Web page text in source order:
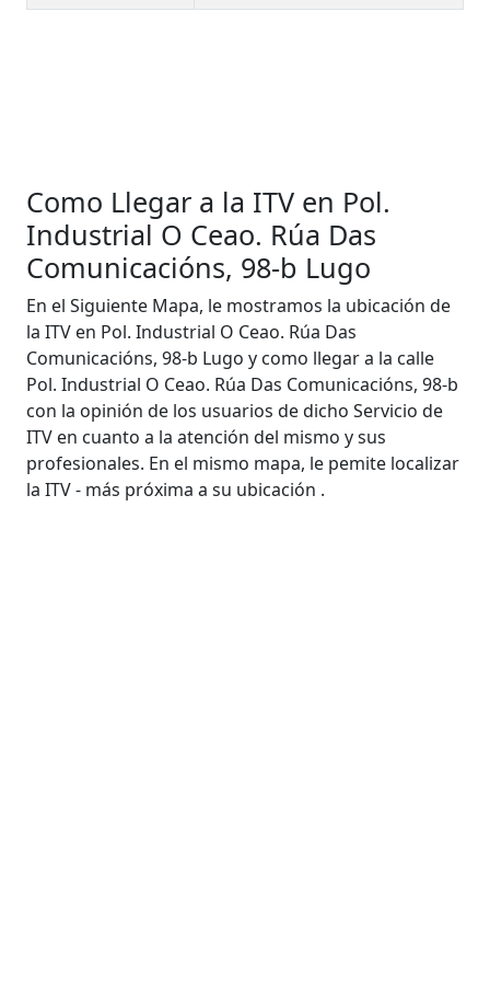
Como Llegar a la ITV en Pol.
Industrial O Ceao. Rúa Das
Comunicacións, 98-b Lugo
En el Siguiente Mapa, le mostramos la ubicación de
la ITV en Pol. Industrial O Ceao. Rúa Das
Comunicacións, 98-b Lugo y como llegar a la calle
Pol. Industrial O Ceao. Rúa Das Comunicacións, 98-b
con la opinión de los usuarios de dicho Servicio de
ITV en cuanto a la atención del mismo y sus
profesionales. En el mismo mapa, le pemite localizar
la ITV - más próxima a su ubicación .